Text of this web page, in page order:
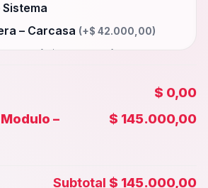
– Carcasa (+$ 42.000,00)
– Antena
(+$ 38.000,00 )
Selfie – Face id
$ 0,00
Modulo –
$ 145.000,00
Subtotal $ 145.000,00